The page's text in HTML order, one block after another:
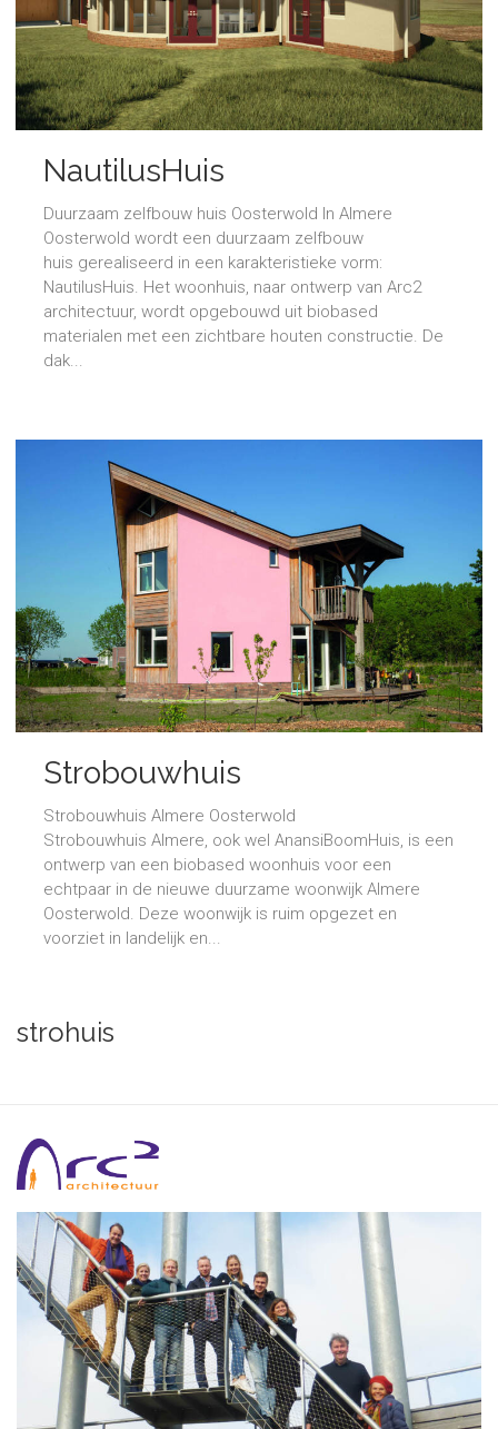
NautilusHuis
Duurzaam zelfbouw huis Oosterwold In Almere
Oosterwold wordt een duurzaam zelfbouw
huis gerealiseerd in een karakteristieke vorm:
NautilusHuis. Het woonhuis, naar ontwerp van Arc2
architectuur, wordt opgebouwd uit biobased
materialen met een zichtbare houten constructie. De
dak...
Strobouwhuis
Strobouwhuis Almere Oosterwold
Strobouwhuis Almere, ook wel AnansiBoomHuis, is een
ontwerp van een biobased woonhuis voor een
echtpaar in de nieuwe duurzame woonwijk Almere
Oosterwold. Deze woonwijk is ruim opgezet en
voorziet in landelijk en...
strohuis